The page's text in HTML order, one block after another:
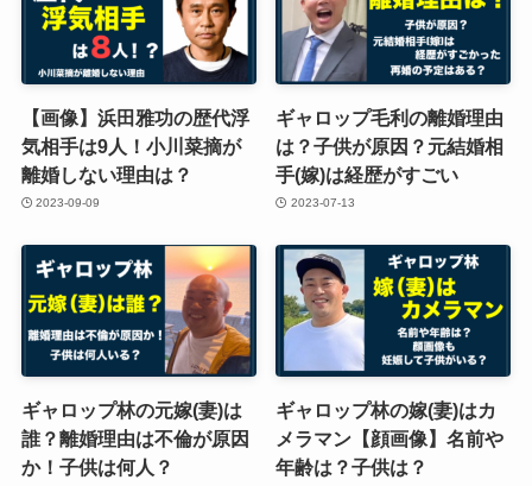
【画像】浜田雅功の歴代浮
気相手は9人！小川菜摘が
離婚しない理由は？
2023-09-09
ギャロップ毛利の離婚理由
は？子供が原因？元結婚相
手(嫁)は経歴がすごい
2023-07-13
ギャロップ林の元嫁(妻)は
誰？離婚理由は不倫が原因
か！子供は何人？
ギャロップ林の嫁(妻)はカ
メラマン【顔画像】名前や
年齢は？子供は？